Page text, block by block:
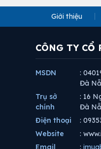
Giới thiệu
CÔNG TY CỔ
MSDN
:
Đà
Trụ sở
chính
: 16
Đà
Điện thoại
:
Website
:
Email
: